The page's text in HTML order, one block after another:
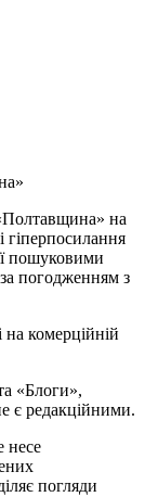
на
гіперпосилання
пошуковими
погодженням з
на комерційній
«Блоги»,
є редакційними.
несе
погляди